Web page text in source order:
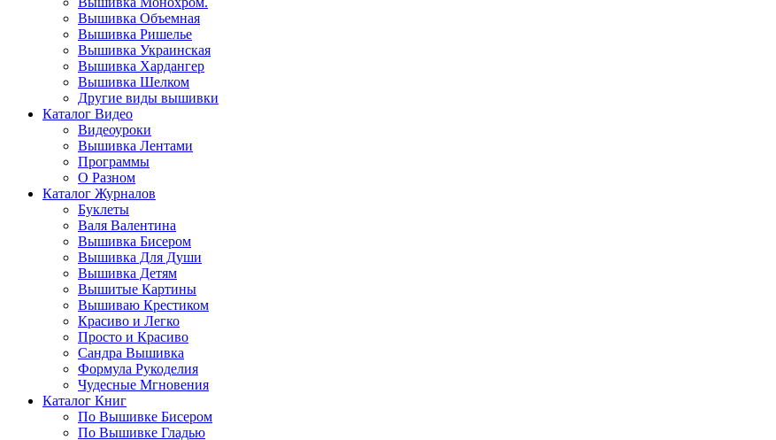
Вышивка Объемная
Вышивка Ришелье
Вышивка Украинская
Вышивка Хардангер
Вышивка Шелком
Другие виды вышивки
Каталог Видео
Видеоуроки
Вышивка Лентами
Программы
О Разном
Каталог Журналов
Буклеты
Валя Валентина
Вышивка Бисером
Вышивка Для Души
Вышивка Детям
Вышитые Картины
Вышиваю Крестиком
Красиво и Легко
Просто и Красиво
Сандра Вышивка
Формула Рукоделия
Чудесные Мгновения
Каталог Книг
По Вышивке Бисером
По Вышивке Гладью